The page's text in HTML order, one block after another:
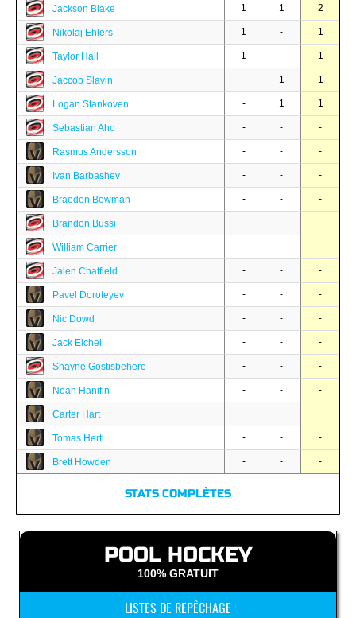
Jackson Blake 1 1 2
Nikolaj Ehlers 1 - 1
Taylor Hall 1 - 1
Jaccob Slavin - 1 1
Logan Stankoven - 1 1
Sebastian Aho - - -
Rasmus Andersson - - -
Ivan Barbashev - - -
Braeden Bowman - - -
Brandon Bussi - - -
William Carrier - - -
Jalen Chatfield - - -
Pavel Dorofeyev - - -
Nic Dowd - - -
Jack Eichel - - -
Shayne Gostisbehere - - -
Noah Hanifin - - -
Carter Hart - - -
Tomas Hertl - - -
Brett Howden - - -
STATS COMPLÈTES
POOL HOCKEY
100% GRATUIT
LISTES DE REPÊCHAGE